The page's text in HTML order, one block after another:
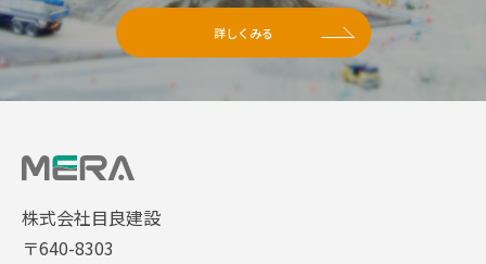
詳しくみる
株式会社目良建設
〒640-8303